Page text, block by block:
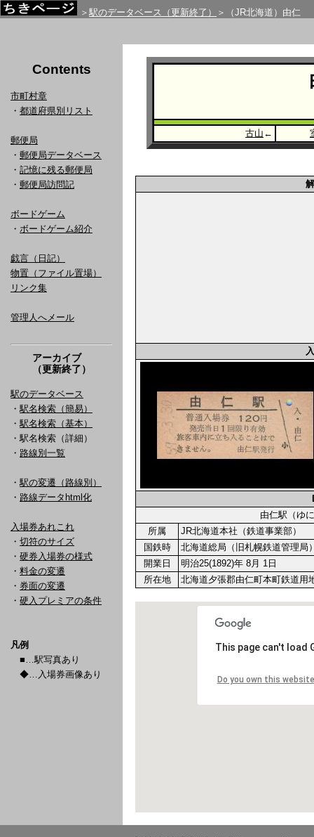
＞ 駅のデータベース（更新終了） ＞（JR北海道）由仁
Contents
市町村章
・ 都道府県別リスト
郵便局
・ 郵便局データベース
・ 記憶に残る郵便局
・ 郵便局訪問記
ボードゲーム
・ ボードゲーム紹介
戯言（日記）
物置（ファイル置場）
リンク集
管理人へメール
アーカイブ
（更新終了）
駅のデータベース
・ 駅名検索（簡易）
・ 駅名検索（基本）
・駅名検索（詳細）
・ 路線別一覧
・ 駅の変遷（路線別）
・ 路線データhtml化
入場券あれこれ
・ 切符のサイズ
・ 硬券入場券の様式
・ 料金の変遷
・ 券面の変遷
・ 硬入プレミアの条件
凡例
■…駅写真あり
◆…入場券画像あり
古山 ←
由仁駅（
所属
JR北海道本社（鉄道事業部）
国鉄時
北海道総局（旧札幌鉄道管理
開業日
明治25(1892)年 8月 1日
所在地
北海道夕張郡由仁町本町鉄道用